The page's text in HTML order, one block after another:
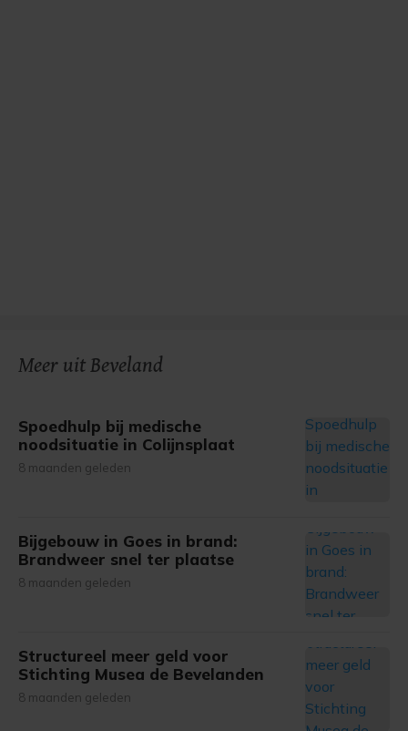
Meer uit Beveland
Spoedhulp bij medische
noodsituatie in Colijnsplaat
8 maanden geleden
Bijgebouw in Goes in brand:
Brandweer snel ter plaatse
8 maanden geleden
Structureel meer geld voor
Stichting Musea de Bevelanden
8 maanden geleden